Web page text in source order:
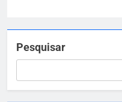
Pesquisar